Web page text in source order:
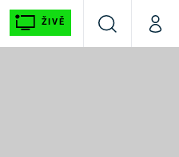
ŽIVĚ
VyhledáváníMůj